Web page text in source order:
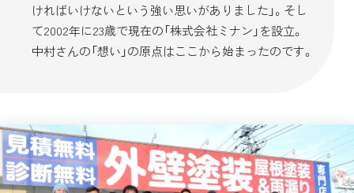
ければいけないという強い思いがありました」。そし
て2002年に23歳で現在の「株式会社ミナン」を設立。
中村さんの「想い」の原点はここから始まったのです。